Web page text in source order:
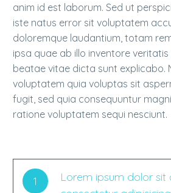
anim id est laborum. Sed ut
iste natus error sit voluptatem
doloremque laudantium, totam
ipsa quae ab illo inventore
beatae vitae dicta sunt explicabo.
voluptatem quia voluptas sit
fugit, sed quia consequuntur
ratione voluptatem sequi nesciunt.
1
Lorem ipsum dolor sit